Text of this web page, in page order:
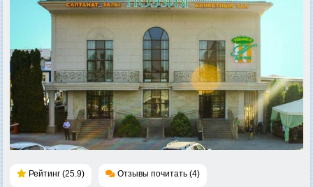
Рейтинг (25.9) Отзывы почитать (4)